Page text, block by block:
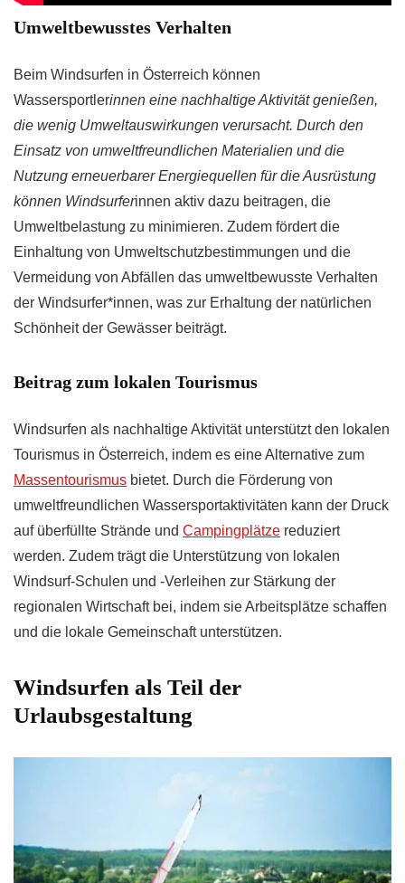
Umweltbewusstes Verhalten
Beim Windsurfen in Österreich können
Wassersportlerinnen eine nachhaltige Aktivität genießen,
die wenig Umweltauswirkungen verursacht. Durch den
Einsatz von umweltfreundlichen Materialien und die
Nutzung erneuerbarer Energiequellen für die Ausrüstung
können Windsurferinnen aktiv dazu beitragen, die
Umweltbelastung zu minimieren. Zudem fördert die
Einhaltung von Umweltschutzbestimmungen und die
Vermeidung von Abfällen das umweltbewusste Verhalten
der Windsurfer*innen, was zur Erhaltung der natürlichen
Schönheit der Gewässer beiträgt.
Beitrag zum lokalen Tourismus
Windsurfen als nachhaltige Aktivität unterstützt den lokalen
Tourismus in Österreich, indem es eine Alternative zum
Massentourismus bietet. Durch die Förderung von
umweltfreundlichen Wassersportaktivitäten kann der Druck
auf überfüllte Strände und Campingplätze reduziert
werden. Zudem trägt die Unterstützung von lokalen
Windsurf-Schulen und -Verleihen zur Stärkung der
regionalen Wirtschaft bei, indem sie Arbeitsplätze schaffen
und die lokale Gemeinschaft unterstützen.
Windsurfen als Teil der
Urlaubsgestaltung